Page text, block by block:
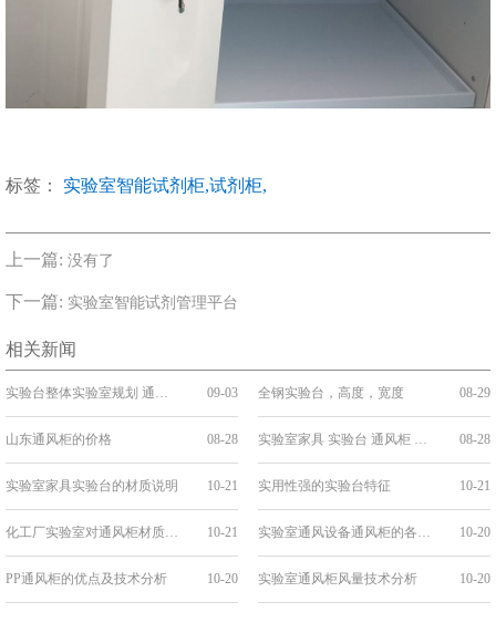
标签： 实验室智能试剂柜,试剂柜,
上一篇: 没有了
下一篇: 实验室智能试剂管理平台
相关新闻
09-03 全钢实验台，高度，宽度 08-29
山东通风柜的价格 08-28 08-28
实验室家具实验台的材质说明 10-21 实用性强的实验台特征 10-21
10-21 10-20
PP通风柜的优点及技术分析 10-20 实验室通风柜风量技术分析 10-20